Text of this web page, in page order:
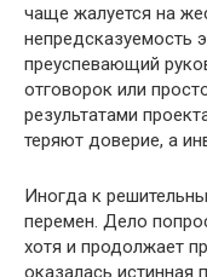
чаще жалуется на
непредсказуемость
преуспевающий
отговорок или
результатами
теряют доверие, а
Иногда к
перемен. Дело
хотя и продолжает
оказалась истинная